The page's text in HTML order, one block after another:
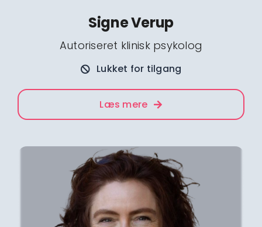
Signe Verup
Autoriseret klinisk psykolog
Lukket for tilgang
Læs mere